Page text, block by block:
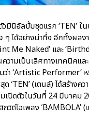
วมินิอัลบั้มชุดแรก ‘TEN’
ๆ ได้อย่างน่าทึ่ง อีกทั้งผล
Me Naked’ และ
วามเป็นเลิศทางเทคนิคแล
า ‘Artistic Performer’
‘TEN’ (เตนล์) ได้สร้าง
เปิดตัวในวันที่ 24 มีนาคม
โอเพลง ‘BAMBOLA’ (